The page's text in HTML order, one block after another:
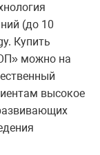
(до 10
Купить
можно на
высокое